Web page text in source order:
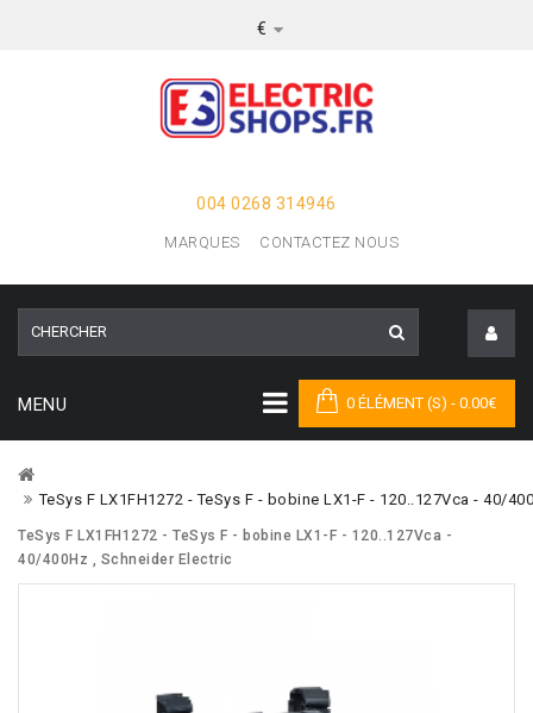
€
004 0268 314946
MARQUES CONTACTEZ NOUS
0 ÉLÉMENT (S) - 0.00€
MENU
TeSys F LX1FH1272 - TeSys F - bobine LX1-F - 120..127Vca - 40/
TeSys F LX1FH1272 - TeSys F - bobine LX1-F - 120..127Vca -
40/400Hz , Schneider Electric